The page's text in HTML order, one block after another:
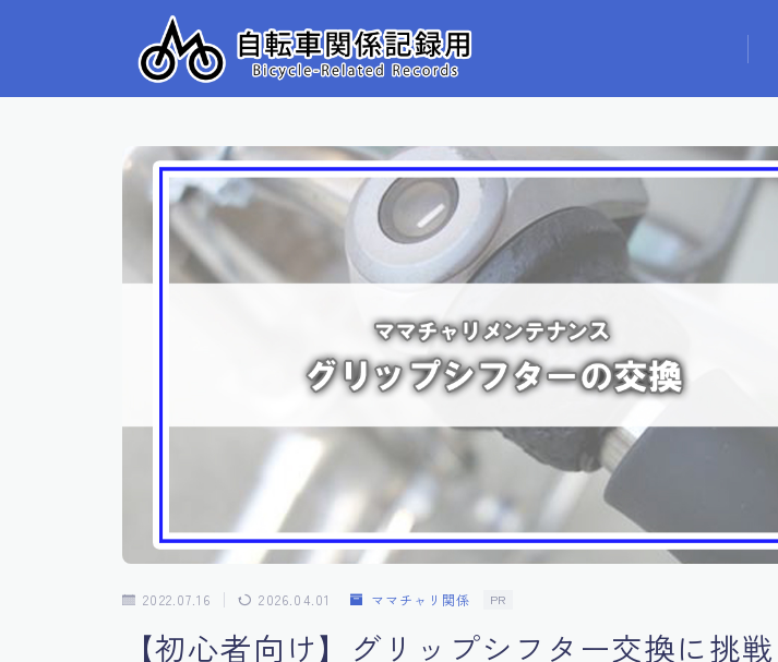
2022.07.16 2026.04.01 ママチャリ関係 PR
【初心者向け】グリップシフター交換に挑